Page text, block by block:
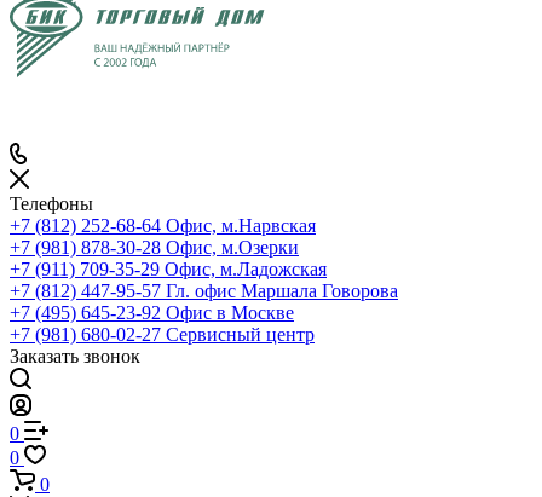
Телефоны
+7 (812) 252-68-64 Офис, м.Нарвская
+7 (981) 878-30-28 Офис, м.Озерки
+7 (911) 709-35-29 Офис, м.Ладожская
+7 (812) 447-95-57 Гл. офис Маршала Говорова
+7 (495) 645-23-92 Офис в Москве
+7 (981) 680-02-27 Сервисный центр
Заказать звонок
0
0
0